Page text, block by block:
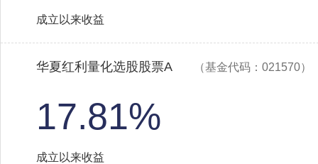
成立以来收益
华夏红利量化选股股票A （基金代码：021570）
17.81%
成立以来收益